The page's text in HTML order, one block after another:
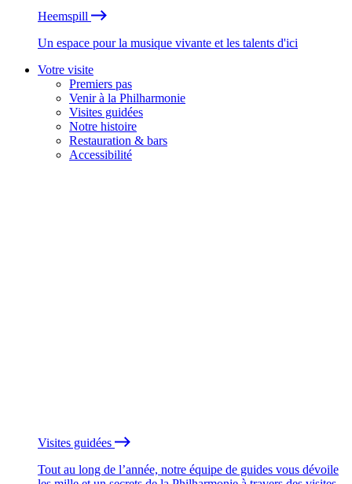
Heemspill
Un espace pour la musique vivante et les talents d'ici
Votre visite
Premiers pas
Venir à la Philharmonie
Visites guidées
Notre histoire
Restauration & bars
Accessibilité
Visites guidées
Tout au long de l’année, notre équipe de guides vous dévoile